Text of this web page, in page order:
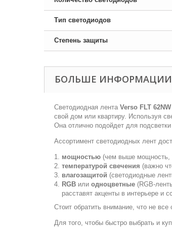
Тип светодиодов
Степень защиты
БОЛЬШЕ ИНФОРМАЦИИ
Светодиодная лента Verso FLT
свой дом или квартиру. Используя
Она отлично подойдет для
Ассортимент светодиодных лент
мощностью (чем выше мощность,
температурой свечения (важно
влагозащитой (светодиодные
RGB или одноцветные (RGB-
расставят акценты в интерьере и
Стоит обратить внимание, что не
Для того, чтобы быстро выбрать и